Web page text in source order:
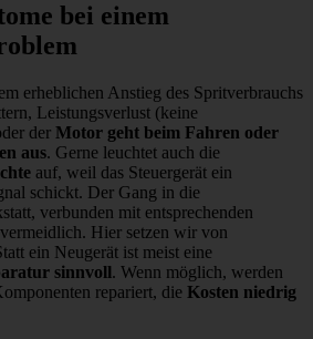
bei einem
erheblichen Anstieg des Spritverbrauchs
Leistungsverlust (keine
der Motor geht beim Fahren oder
aus. Gerne leuchtet auch die
auf, weil das Steuergerät ein
schickt. Der Gang in die
verbunden mit entsprechenden
Hier setzen wir von
ein Neugerät ist meist eine
sinnvoll. Wenn möglich, werden
repariert, die Kosten niedrig